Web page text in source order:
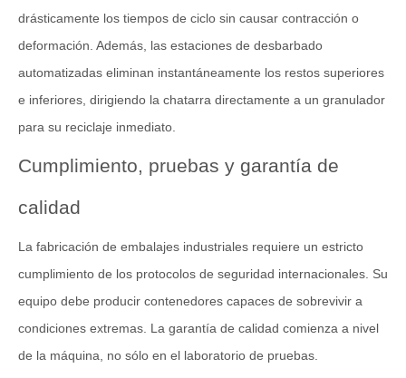
drásticamente los tiempos de ciclo sin causar contracción o
deformación. Además, las estaciones de desbarbado
automatizadas eliminan instantáneamente los restos superiores
e inferiores, dirigiendo la chatarra directamente a un granulador
para su reciclaje inmediato.
Cumplimiento, pruebas y garantía de
calidad
La fabricación de embalajes industriales requiere un estricto
cumplimiento de los protocolos de seguridad internacionales. Su
equipo debe producir contenedores capaces de sobrevivir a
condiciones extremas. La garantía de calidad comienza a nivel
de la máquina, no sólo en el laboratorio de pruebas.